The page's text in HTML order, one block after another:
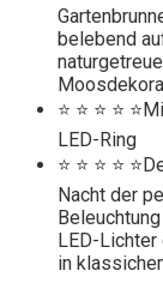
belebend
⭐ ⭐ ⭐ ⭐
LED-Ring
⭐ ⭐ ⭐ ⭐
Nacht der
LED-
in